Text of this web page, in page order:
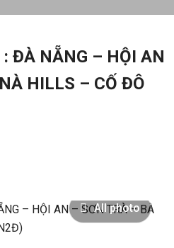
: ĐÀ NẴNG – HỘI AN
HILLS – CỐ ĐÔ
All photo